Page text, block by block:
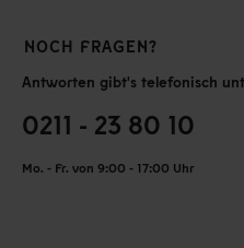
NOCH FRAGEN?
Antworten gibt's telefonisch
0211 - 23 80 10
Mo. - Fr. von 9:00 - 17:00 Uhr